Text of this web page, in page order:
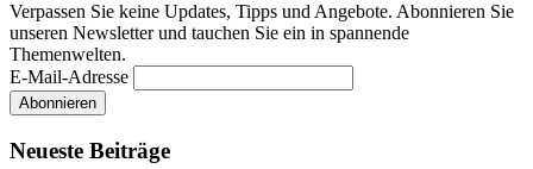
Verpassen Sie keine Updates, Tipps und Angebote. Abonnieren Sie
unseren Newsletter und tauchen Sie ein in spannende
Themenwelten.
E-Mail-Adresse
Neueste Beiträge